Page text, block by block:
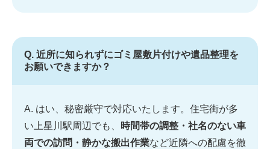
Q. 近所に知られずにゴミ屋敷片付けや遺品整理を
お願いできますか？
A. はい、秘密厳守で対応いたします。住宅街が多
い上星川駅周辺でも、
時間帯の調整・社名のない車
両での訪問・静かな搬出作業など近隣への配慮を徹